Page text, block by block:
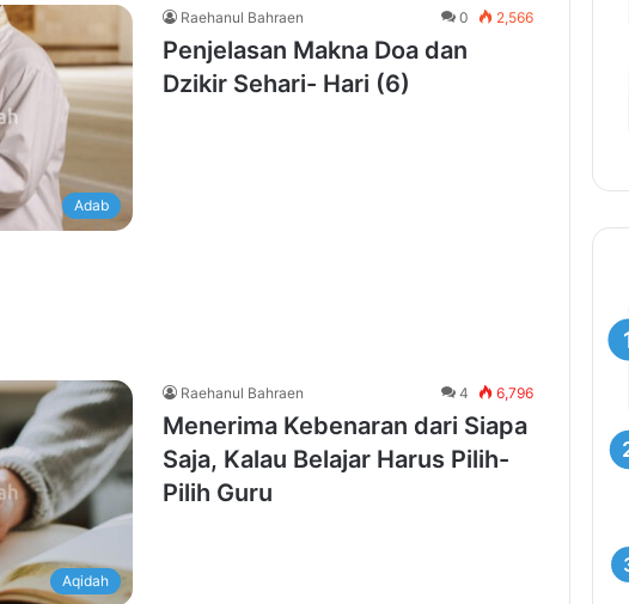
Adab
Raehanul Bahraen 0 2,566
Penjelasan Makna Doa dan
Dzikir Sehari- Hari (6)
Aqidah
Raehanul Bahraen 4 6,796
Menerima Kebenaran dari Siapa
Saja, Kalau Belajar Harus Pilih-
Pilih Guru